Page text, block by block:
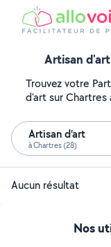
Artisan
Trouvez votre
d'art sur Chartres
Artisan d'art
à Chartres (28)
Aucun résultat
Nos